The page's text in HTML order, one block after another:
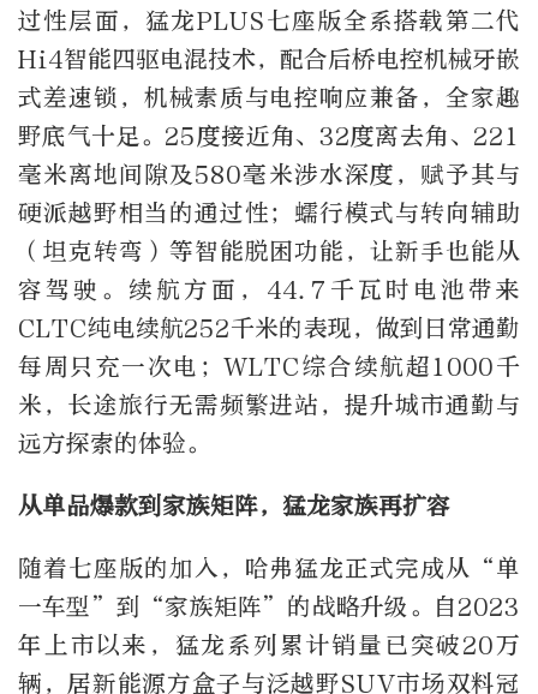
过性层面，猛龙PLUS七座版全系搭载第二代
Hi4智能四驱电混技术，配合后桥电控机械牙嵌
式差速锁，机械素质与电控响应兼备，全家趣
野底气十足。25度接近角、32度离去角、221
毫米离地间隙及580毫米涉水深度，赋予其与
硬派越野相当的通过性；蠕行模式与转向辅助
（坦克转弯）等智能脱困功能，让新手也能从
容驾驶。续航方面，44.7千瓦时电池带来
CLTC纯电续航252千米的表现，做到日常通勤
每周只充一次电；WLTC综合续航超1000千
米，长途旅行无需频繁进站，提升城市通勤与
远方探索的体验。
从单品爆款到家族矩阵，猛龙家族再扩容
随着七座版的加入，哈弗猛龙正式完成从“单
一车型”到“家族矩阵”的战略升级。自2023
年上市以来，猛龙系列累计销量已突破20万
辆，居新能源方盒子与泛越野SUV市场双料冠